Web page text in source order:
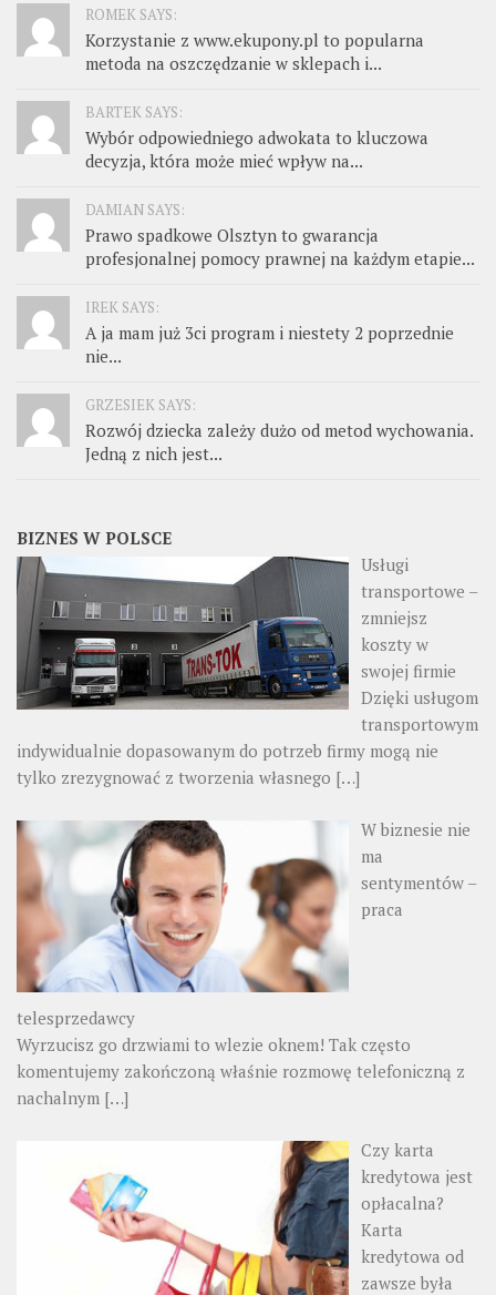
ROMEK SAYS:
Korzystanie z www.ekupony.pl to popularna
metoda na oszczędzanie w sklepach i...
BARTEK SAYS:
Wybór odpowiedniego adwokata to kluczowa
decyzja, która może mieć wpływ na...
DAMIAN SAYS:
Prawo spadkowe Olsztyn to gwarancja
profesjonalnej pomocy prawnej na każdym etapie...
IREK SAYS:
A ja mam już 3ci program i niestety 2 poprzednie
nie...
GRZESIEK SAYS:
Rozwój dziecka zależy dużo od metod wychowania.
Jedną z nich jest...
BIZNES W POLSCE
Usługi
transportowe –
zmniejsz
koszty w
swojej firmie
Dzięki usługom
transportowym
indywidualnie dopasowanym do potrzeb firmy mogą nie
tylko zrezygnować z tworzenia własnego […]
W biznesie nie
ma
sentymentów –
praca
telesprzedawcy
Wyrzucisz go drzwiami to wlezie oknem! Tak często
komentujemy zakończoną właśnie rozmowę telefoniczną z
nachalnym […]
Czy karta
kredytowa jest
opłacalna?
Karta
kredytowa od
zawsze była